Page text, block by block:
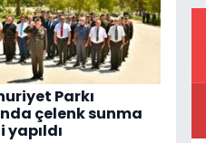
Parkı
çelenk sunma
yapıldı